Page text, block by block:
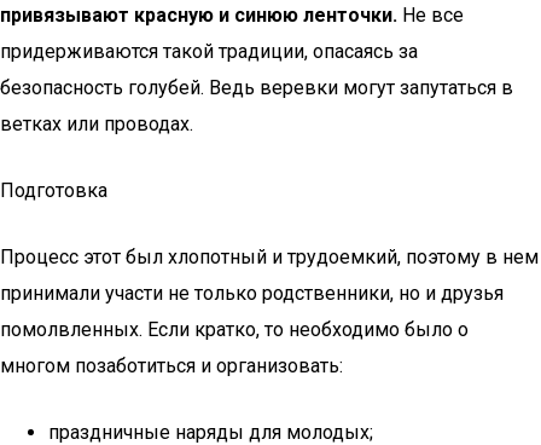
привязывают красную и синюю ленточки. Не все
придерживаются такой традиции, опасаясь за
безопасность голубей. Ведь веревки могут запутаться в
ветках или проводах.
Подготовка
Процесс этот был хлопотный и трудоемкий, поэтому в нем
принимали участи не только родственники, но и друзья
помолвленных. Если кратко, то необходимо было о
многом позаботиться и организовать:
праздничные наряды для молодых;